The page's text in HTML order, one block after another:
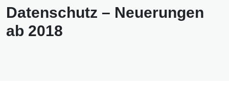
Datenschutz – Neuerungen
ab 2018